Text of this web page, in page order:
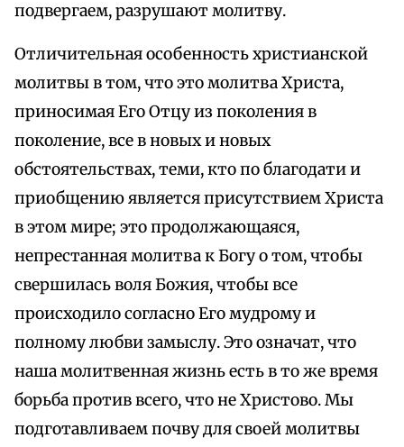
подвергаем, разрушают молитву.
Отличительная особенность христианской
молитвы в том, что это молитва Христа,
приносимая Его Отцу из поколения в
поколение, все в новых и новых
обстоятельствах, теми, кто по благодати и
приобщению является присутствием Христа
в этом мире; это продолжающаяся,
непрестанная молитва к Богу о том, чтобы
свершилась воля Божия, чтобы все
происходило согласно Его мудрому и
полному любви замыслу. Это означат, что
наша молитвенная жизнь есть в то же время
борьба против всего, что не Христово. Мы
подготавливаем почву для своей молитвы